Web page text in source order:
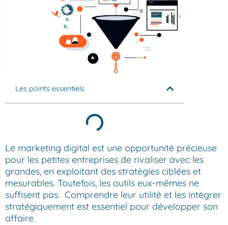
Les points essentiels
Le marketing digital est une opportunité précieuse
pour les petites entreprises de rivaliser avec les
grandes, en exploitant des stratégies ciblées et
mesurables. Toutefois, les outils eux-mêmes ne
suffisent pas. Comprendre leur utilité et les intégrer
stratégiquement est essentiel pour développer son
affaire.